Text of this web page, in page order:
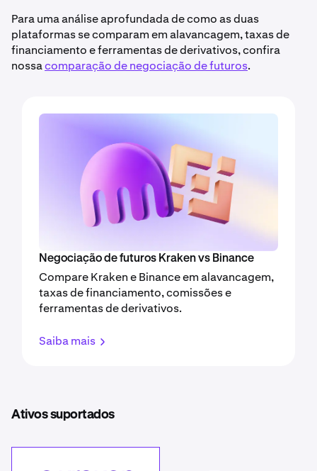
Para uma análise aprofundada de como as duas
plataformas se comparam em alavancagem, taxas de
financiamento e ferramentas de derivativos, confira
nossacomparação de negociação de futuros.
Negociação de futuros Kraken vs Binance
Compare Kraken e Binance em alavancagem,
taxas de financiamento, comissões e
ferramentas de derivativos.
Saiba mais
Ativos suportados